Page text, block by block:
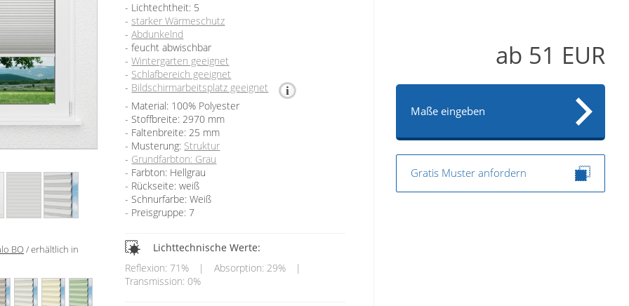
BO / erhältlich in
Lichtechtheit: 5
starker Wärmeschutz
Abdunkelnd
feucht abwischbar
Wintergarten geeignet
Schlafbereich geeignet
Bildschirmarbeitsplatz geeignet
Material: 100% Polyester
Stoffbreite: 2970 mm
Faltenbreite: 25 mm
Musterung: Struktur
Grundfarbton: Grau
Farbton: Hellgrau
Rückseite: weiß
Schnurfarbe: Weiß
Preisgruppe: 7
Lichttechnische Werte:
Reflexion: 71%
| Absorption: 29%
|
Transmission: 0%
ab 51 EUR
Maße eingeben
Gratis Muster anfordern